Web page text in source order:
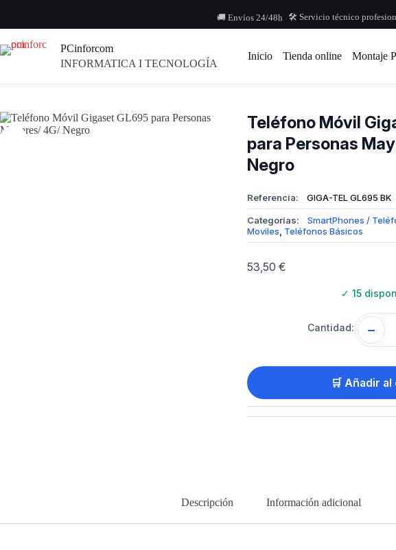
contenido
🚚 Envíos 24/48h 🛠️ Servicio técnico
PCinforcom
INFORMATICA I TECNOLOGÍA
Inicio Tienda online Montaje
Teléfono Móvil
para Personas
Negro
Referencia: GIGA-TEL GL695 BK
Categorías: SmartPhones /
Moviles Teléfonos Básicos
53,50 €
✓ 15
Cantidad: −
🛒 Añadir
Descripción Información adicional